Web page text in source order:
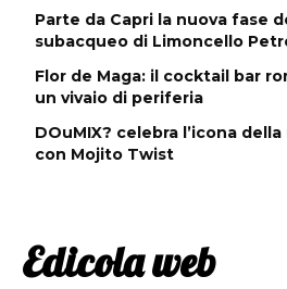
Parte da Capri la nuova fase
subacqueo di Limoncello
Flor de Maga: il cocktail bar
un vivaio di periferia
DOuMIX? celebra l’icona
con Mojito Twist
Edicola web